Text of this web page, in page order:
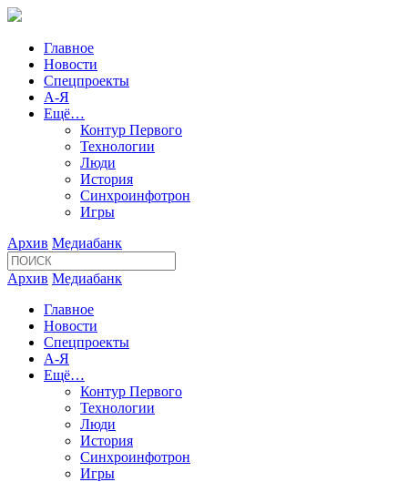
Главное
Новости
Спецпроекты
А-Я
Ещё…
Контур Первого
Технологии
Люди
История
Синхроинфотрон
Игры
Архив Медиабанк
Архив Медиабанк
Главное
Новости
Спецпроекты
А-Я
Ещё…
Контур Первого
Технологии
Люди
История
Синхроинфотрон
Игры